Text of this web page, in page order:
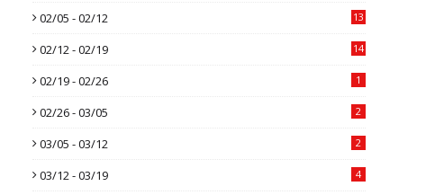
02/05 - 02/12 13
02/12 - 02/19 14
02/19 - 02/26 1
02/26 - 03/05 2
03/05 - 03/12 2
03/12 - 03/19 4